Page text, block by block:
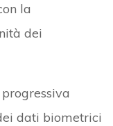
la
dei
dati biometrici